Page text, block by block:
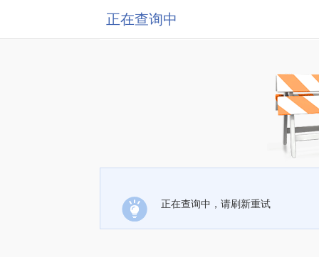
正在查询中
正在查询中，请刷新重试